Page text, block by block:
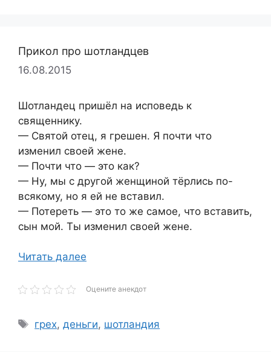
Прикол про шотландцев
16.08.2015
Шотландец пришёл на исповедь к
священнику.
— Святой отец, я грешен. Я почти что
изменил своей жене.
— Почти что — это как?
— Ну, мы с другой женщиной тёрлись по-
всякому, но я ей не вставил.
— Потереть — это то же самое, что вставить,
сын мой. Ты изменил своей жене.
Читать далее
Оцените анекдот
Метки
грех,деньги, шотландия